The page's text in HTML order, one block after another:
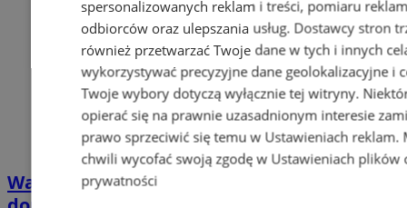
Wakacyjny wypoczynek nad Bałtykiem w
spersonalizowanych reklam i treści, pomiaru
odbiorców oraz ulepszania usług. Dostawcy stron
również przetwarzać Twoje dane w tych i innych
wykorzystywać precyzyjne dane geolokalizacyjne i
Twoje wybory dotyczą wyłącznie tej witryny.
opierać się na prawnie uzasadnionym interesie
prawo sprzeciwić się temu w Ustawieniach reklam.
chwili wycofać swoją zgodę w Ustawieniach plików
prywatności